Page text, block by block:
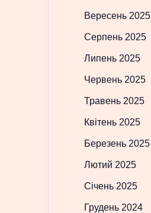
Вересень 2025
Серпень 2025
Липень 2025
Червень 2025
Травень 2025
Квітень 2025
Березень 2025
Лютий 2025
Січень 2025
Грудень 2024